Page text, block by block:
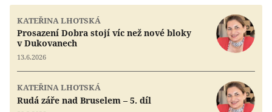
KATEŘINA LHOTSKÁ
Prosazení Dobra stojí víc než nové bloky
v Dukovanech
13.6.2026
KATEŘINA LHOTSKÁ
Rudá záře nad Bruselem – 5. díl